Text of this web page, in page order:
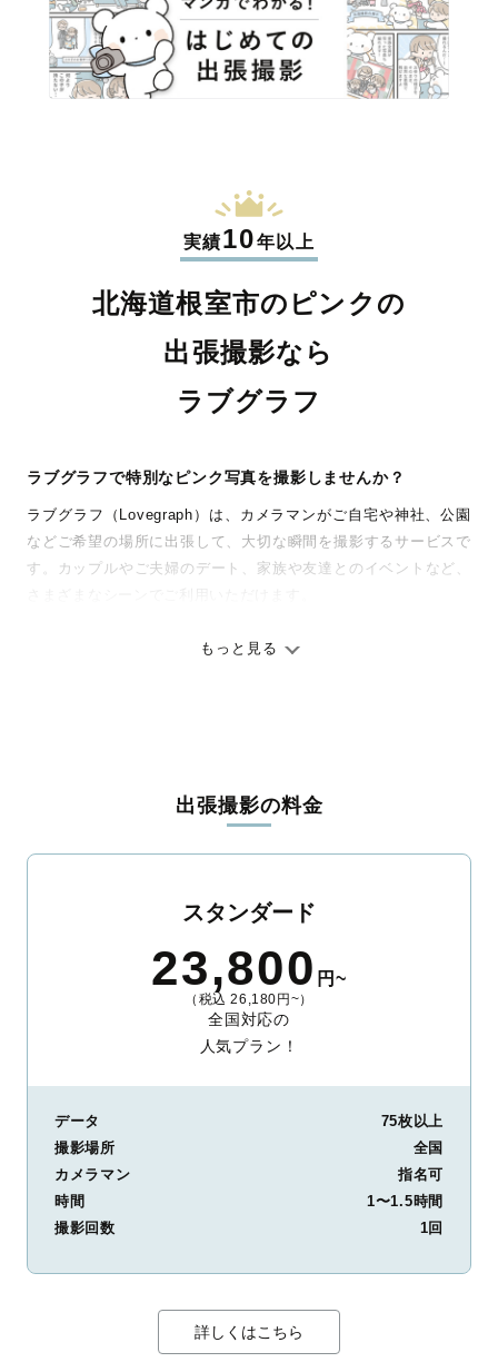
実績10年以上
北海道根室市のピンクの
出張撮影なら
ラブグラフ
ラブグラフで特別なピンク写真を撮影しませんか？
ラブグラフ（Lovegraph）は、カメラマンがご自宅や神社、公園
などご希望の場所に出張して、大切な瞬間を撮影するサービスで
す。カップルやご夫婦のデート、家族や友達とのイベントなど、
ありのままの空気感を大切に、何十年経っても見返したくなるよ
ィを身につけたプロのカメラマンが全国47都道府県に在籍してい
ます。創業10年のノウハウを活かし、思い出に残る素敵な撮影体
験をお届けします。
整。自然な雰囲気を残しつつも、おしゃれで洗練された仕上がり
に。きっと「こんな写真を撮ってほしかった！」と思える一枚に
出会えます。まずは、ラブグラフの撮影事例
もっと見る
出張撮影の料金
スタンダード
23,800 円~
（税込 26,180円~）
全国対応の
人気プラン！
データ
75枚以上
撮影場所
全国
カメラマン
指名可
時間
1〜1.5時間
撮影回数
1回
詳しくはこちら